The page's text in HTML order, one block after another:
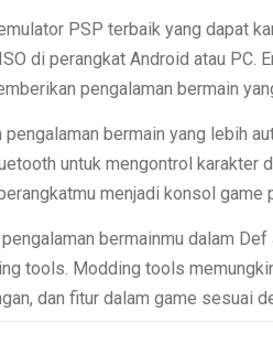
PSP terbaik yang dapat
di perangkat Android atau PC.
pengalaman bermain
bermain yang lebih
untuk mengontrol karakter
menjadi konsol game
bermainmu dalam Def
tools. Modding tools
dan fitur dalam game sesuai